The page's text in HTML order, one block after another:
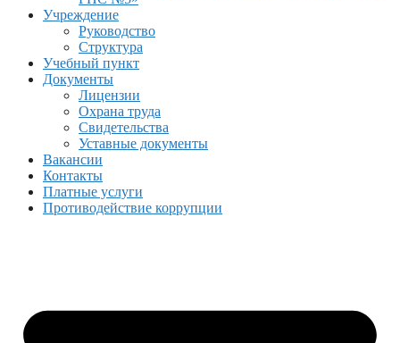
Учреждение
Руководство
Структура
Учебный пункт
Документы
Лицензии
Охрана труда
Свидетельства
Уставные документы
Вакансии
Контакты
Платные услуги
Противодействие коррупции